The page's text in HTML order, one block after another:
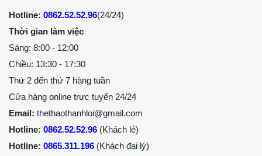
Hotline: 0862.52.52.96(24/24)
Thời gian làm việc
Sáng: 8:00 - 12:00
Chiều: 13:30 - 17:30
Thứ 2 đến thứ 7 hàng tuần
Cửa hàng online trực tuyến 24/24
Email: thethaothanhloi@gmail.com
Hotline: 0862.52.52.96 (Khách lẻ)
Hotline: 0865.311.196 (Khách đại lý)